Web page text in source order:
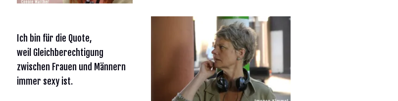
Ich bin für die Quote,
weil Gleichberechtigung
zwischen Frauen und Männern
immer sexy ist.